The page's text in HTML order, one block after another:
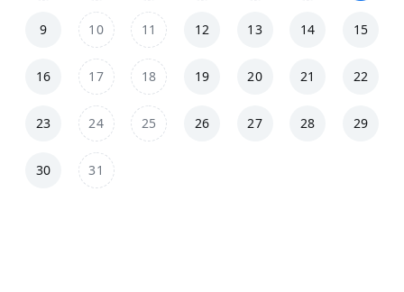
9 10 11 12 13 14 15
16 17 18 19 20 21 22
23 24 25 26 27 28 29
30 31